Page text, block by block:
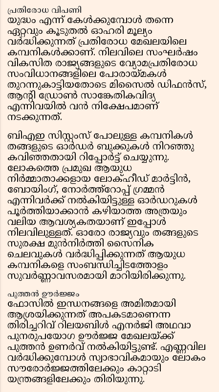
പ്രതിരോധ വിപണി
യുദ്ധം എന്ന് കേൾക്കുമ്പോൾ തന്നെ
ഏറ്റവും കൂടുതൽ ഓഹരി മൂല്യം
വർദ്ധിക്കുന്നത് പ്രതിരോധ മേഖലയിലെ
കമ്പനികൾക്കാണ്. നിലവിലെ സംഘർഷം
വികസിത രാജ്യങ്ങളുടെ വ്യോമപ്രതിരോധ
സംവിധാനങ്ങളിലെ പോരായ്മകൾ
തുറന്നുകാട്ടിയതോടെ മിസൈൽ ഡിഫൻസ്,
ആന്റി ഡ്രോൺ സാങ്കേതികവിദ്യ
എന്നിവയിൽ വൻ നിക്ഷേപമാണ്
നടക്കുന്നത്.
ബിഎഇ സിസ്റ്റംസ് പോലുള്ള കമ്പനികൾ
തങ്ങളുടെ ഓർഡർ ബുക്കുകൾ നിറഞ്ഞു
കവിഞ്ഞതായി റിപ്പോർട്ട് ചെയ്യുന്നു.
ലോകത്തെ പ്രമുഖ ആയുധ
നിർമ്മാതാക്കളായ ലോക്ഹീഡ് മാർട്ടിൻ,
ബോയിംഗ്, നോർത്ത്റോപ്പ് ഗ്രമ്മൻ
എന്നിവർക്ക് നൽകിയിട്ടുള്ള ഓർഡറുകൾ
പൂർത്തിയാക്കാൻ കഴിയാത്ത അത്രയും
വലിയ ആവശ്യകതയാണ് ഇപ്പോൾ
നിലവിലുള്ളത്. ഓരോ രാജ്യവും തങ്ങളുടെ
സുരക്ഷ മുൻനിർത്തി സൈനിക
ചെലവുകൾ വർദ്ധിപ്പിക്കുന്നത് ആയുധ
കമ്പനികളെ സംബന്ധിച്ചിടത്തോളം
സുവർണ്ണാവസരമായി മാറിയിരിക്കുന്നു.
പുത്തൻ ഊർജ്ജം
ഫോസിൽ ഇന്ധനങ്ങളെ അമിതമായി
ആശ്രയിക്കുന്നത് അപകടമാണെന്ന
തിരിച്ചറിവ് റിലയബിൾ എനർജി അഥവാ
പുനരുപയോഗ ഊർജ്ജ മേഖലയ്ക്ക്
പുത്തൻ ഉണർവ് നൽകിയിട്ടുണ്ട്. എണ്ണവില
വർദ്ധിക്കുമ്പോൾ സ്വാഭാവികമായും ലോകം
സൗരോർജ്ജത്തിലേക്കും കാറ്റാടി
യന്ത്രങ്ങളിലേക്കും തിരിയുന്നു.